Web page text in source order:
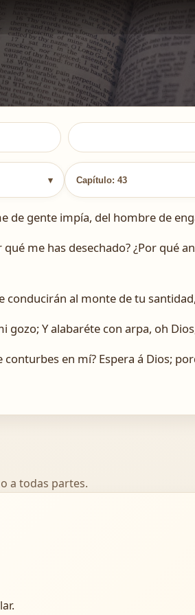
▾ Capítulo: 43
de gente impía, del hombre de
me has desechado? ¿Por qué
conducirán al monte de tu
gozo; Y alabaréte con arpa, oh
en mí? Espera á Dios;
a todas partes.